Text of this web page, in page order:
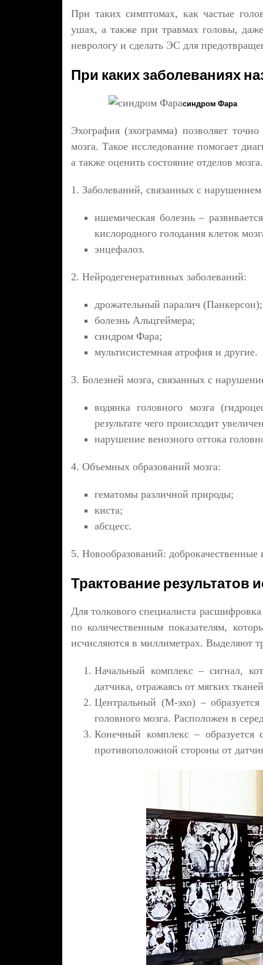
При таких симптомах, как частые
ушах, а также при травмах головы,
неврологу и сделать ЭС для
При каких заболеваниях
синдром Фара
Эхография (эхограмма) позволяет
мозга. Такое исследование помогает
а также оценить состояние отделов
1. Заболеваний, связанных с
ишемическая болезнь –
кислородного голодания клеток
энцефалоз.
2. Нейродегенеративных заболеваний:
дрожательный паралич (Панкерсон);
болезнь Альцгеймера;
синдром Фара;
мультисистемная атрофия и другие.
3. Болезней мозга, связанных с
водянка головного мозга
результате чего происходит
нарушение венозного оттока
4. Объемных образований мозга:
гематомы различной природы;
киста;
абсцесс.
5. Новообразований: доброкачественные
Трактование результатов
Для толкового специалиста
по количественным показателям,
исчисляются в миллиметрах. Выделяют
Начальный комплекс – сигнал,
датчика, отражаясь от мягких
Центральный (М-эхо) –
головного мозга. Расположен в
Конечный комплекс – образуется
противоположной стороны от